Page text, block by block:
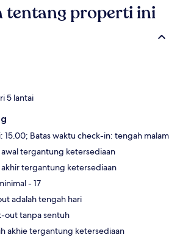
tentang properti ini
5 lantai
15.00; Batas waktu check-in: tengah malam
tergantung ketersediaan
tergantung ketersediaan
- 17
adalah tengah hari
out tanpa sentuh
akhie tergantung ketersediaan